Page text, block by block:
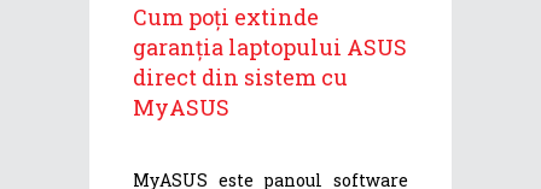
Cum poți extinde
garanția laptopului ASUS
direct din sistem cu
MyASUS
MyASUS este panoul software